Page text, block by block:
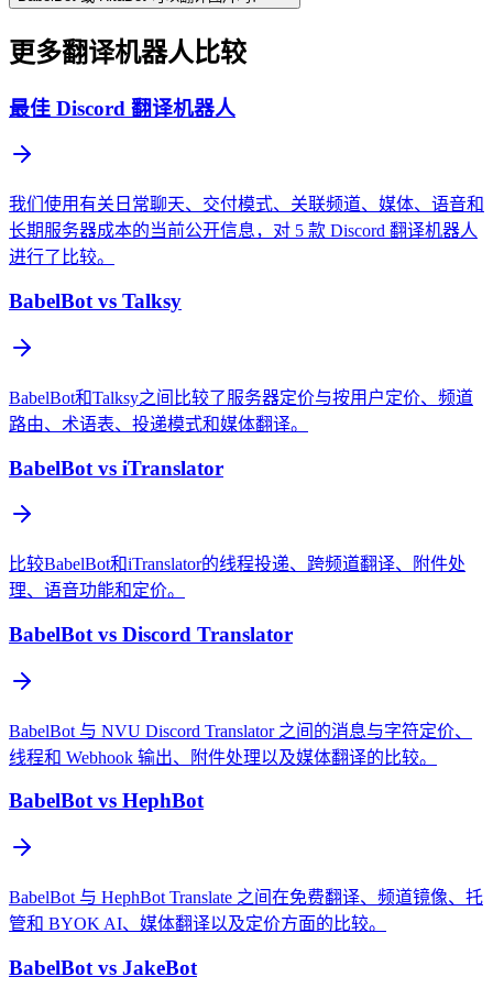
更多翻译机器人比较
最佳 Discord 翻译机器人
我们使用有关日常聊天、交付模式、关联频道、媒体、语音和
长期服务器成本的当前公开信息，对 5 款 Discord 翻译机器人
进行了比较。
BabelBot vs Talksy
BabelBot和Talksy之间比较了服务器定价与按用户定价、频道
路由、术语表、投递模式和媒体翻译。
BabelBot vs iTranslator
比较BabelBot和iTranslator的线程投递、跨频道翻译、附件处
理、语音功能和定价。
BabelBot vs Discord Translator
BabelBot 与 NVU Discord Translator 之间的消息与字符定价、
线程和 Webhook 输出、附件处理以及媒体翻译的比较。
BabelBot vs HephBot
BabelBot 与 HephBot Translate 之间在免费翻译、频道镜像、托
管和 BYOK AI、媒体翻译以及定价方面的比较。
BabelBot vs JakeBot